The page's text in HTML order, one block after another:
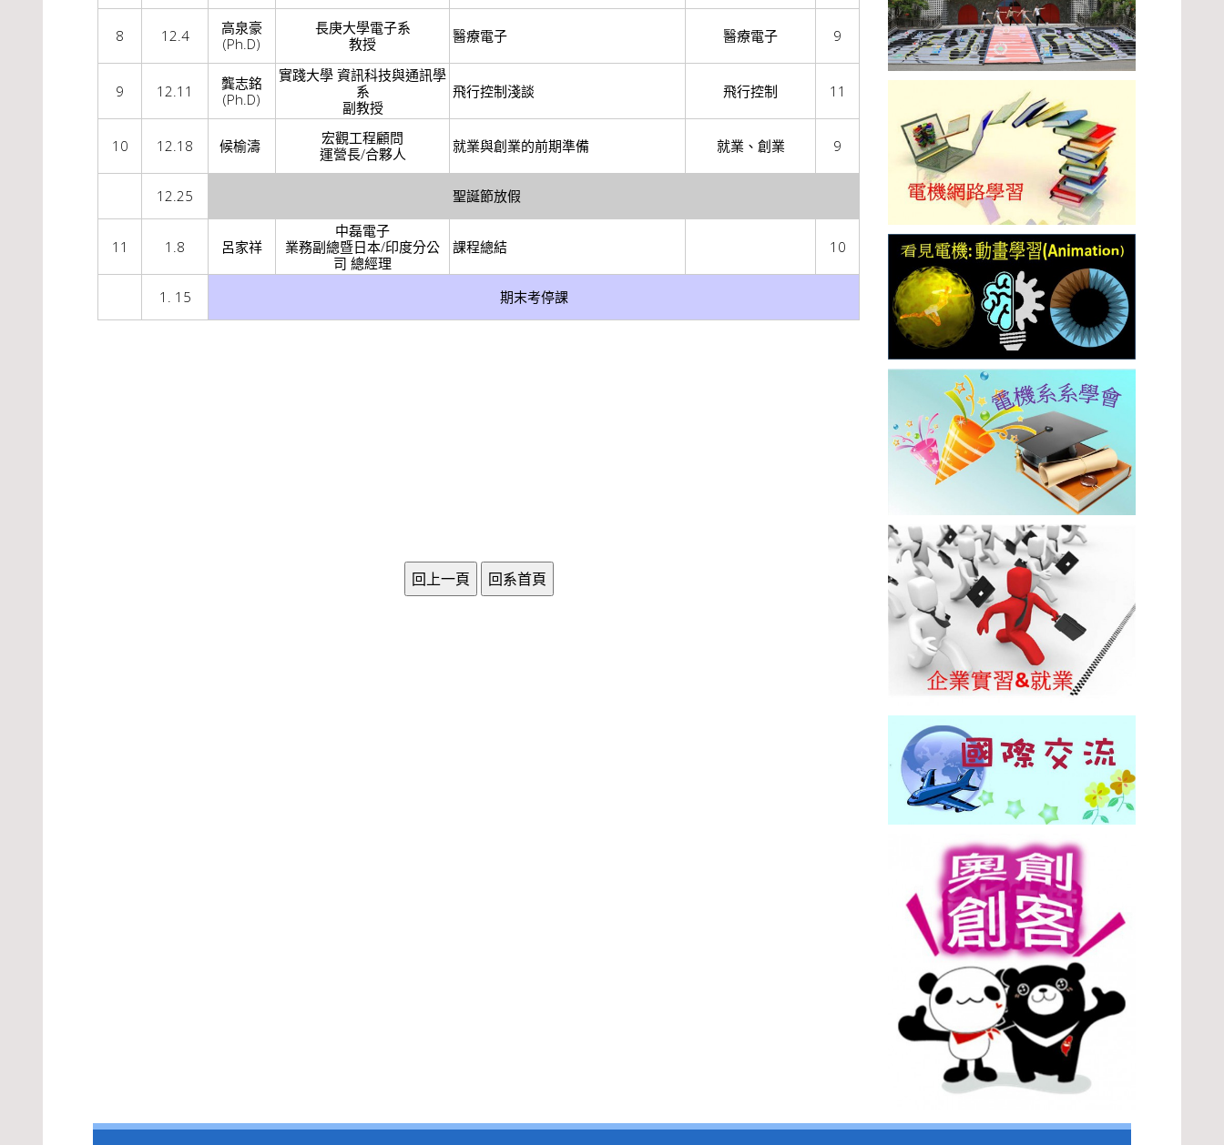
8 12.4
高泉豪
(Ph.D)
長庚大學電子系
教授
醫療電子 醫療電子 9
9 12.11
龔志銘
(Ph.D)
實踐大學 資訊科技與通訊學
系
副教授
飛行控制淺談 飛行控制 11
10 12.18 候榆濤
宏觀工程顧問
運營長/合夥人
就業與創業的前期準備 就業、創業 9
12.25 聖誕節放假
11 1.8 呂家祥
中磊電子
業務副總暨日本/印度分公
司 總經理
課程總結 10
1. 15 期末考停課